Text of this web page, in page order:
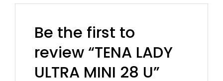
Be the first to
review “TENA LADY
ULTRA MINI 28 U”